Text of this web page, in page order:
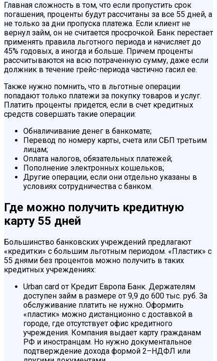
Главная сложность в том, что если пропустить срок
погашения, проценты будут рассчитаны за все 55 дней, а
не только за дни пропуска платежа. Если клиент не
вернул займ, он не считается просрочкой. Банк перестает
применять правила льготного периода и начисляет до
45% годовых, а иногда и больше. Причем проценты
рассчитываются на всю потраченную сумму, даже если
должник в течение грейс-периода частично гасил ее.
Также нужно помнить, что в льготные операции
попадают только платежи за покупку товаров и услуг.
Платить проценты придется, если в счет кредитных
средств совершать такие операции:
Обналичивание денег в банкомате;
Перевод по номеру карты, счета или СБП третьим
лицам;
Оплата налогов, обязательных платежей;
Пополнение электронных кошельков;
Другие операции, если они отдельно указаны в
условиях сотрудничества с банком.
Где можно получить кредитную
карту 55 дней
Большинство банковских учреждений предлагают
«кредитки» с большим льготным периодом. «Пластик» с
55 днями без процентов можно получить в таких
кредитных учреждениях:
Urban card от Кредит Европа Банк. Держателям
доступен займ в размере от 9,9 до 600 тыс. руб. За
обслуживание платить не нужно. Оформить
«пластик» можно дистанционно с доставкой в
городе, где отсутствует офис кредитного
учреждения. Компания выдает карту гражданам
РФ и иностранцам. Но нужно документальное
подтверждение дохода формой 2–НДФЛ или